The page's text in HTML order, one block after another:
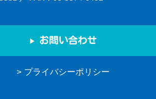
お問い合わせ
> プライバシーポリシー